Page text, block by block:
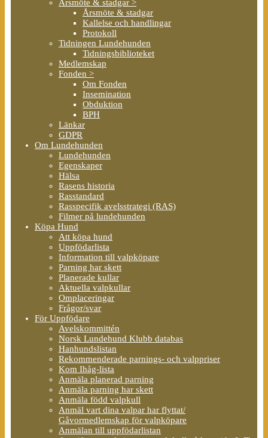
Årsmöte & stadgar >
Årsmöte & stadgar
Kallelse och handlingar
Protokoll
Tidningen Lundehunden
Tidningsbiblioteket
Medlemskap
Fonden >
Om Fonden
Insemination
Obduktion
BPH
Länkar
GDPR
Om Lundehunden
Lundehunden
Egenskaper
Hälsa
Rasens historia
Rasstandard
Rasspecifik avelsstrategi (RAS)
Filmer på lundehunden
Köpa Hund
Att köpa hund
Uppfödarlista
Information till valpköpare
Parning har skett
Planerade kullar
Aktuella valpkullar
Omplaceringar
Frågor/svar
För Uppfödare
Avelskommittén
Norsk Lundehund Klubb databas
Hanhundslistan
Rekommenderade parnings- och valppriser
Kom Ihåg-lista
Anmäla planerad parning
Anmäla parning har skett
Anmäla född valpkull
Anmäl vart dina valpar har flyttat/
Gåvormedlemskap för valpköpare
Anmälan till uppfödarlistan